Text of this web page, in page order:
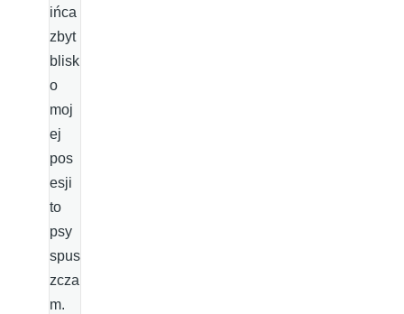
ińca
zbyt
blisk
o
moj
ej
pos
esji
to
psy
spus
zcza
m.